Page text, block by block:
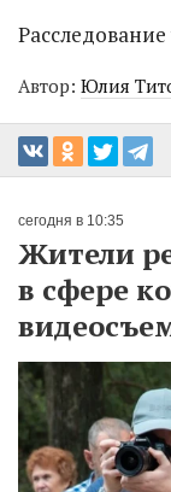
Автор: Юлия
сегодня в 10:35
Жители
в сфере